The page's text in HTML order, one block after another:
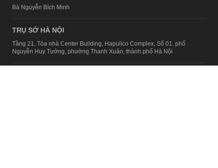
Bà Nguyễn Bích Minh
TRỤ SỞ HÀ NỘI
Tầng 21, Tòa nhà Center Building, Hapulico Complex, Số 01, phố
Nguyễn Huy Tưởng, phường Thanh Xuân, thành phố Hà Nội